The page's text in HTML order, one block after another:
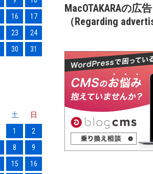
16
17
23
24
30 31
土
日
1
2
8
9
15
16
MacOTAKARAの広
（Regarding